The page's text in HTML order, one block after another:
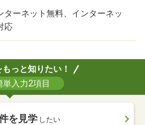
ターネット無料、インターネッ
応
っと知りたい！
単入力2項目
を見学 したい